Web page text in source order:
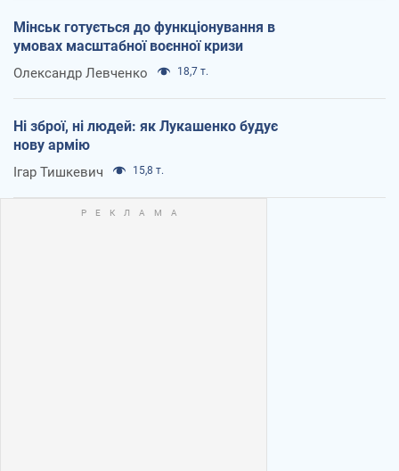
Мінськ готується до функціонування в
умовах масштабної воєнної кризи
Олександр Левченко 18,7 т.
Ні зброї, ні людей: як Лукашенко будує
нову армію
Ігар Тишкевич 15,8 т.